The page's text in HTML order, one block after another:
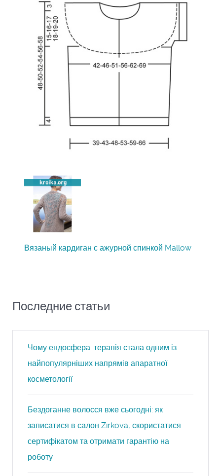
Вязаный кардиган с ажурной спинкой Mallow
Последние статьи
Чому ендосфера-терапія стала одним із
найпопулярніших напрямів апаратної
косметології
Бездоганне волосся вже сьогодні: як
записатися в салон Zirkova, скористатися
сертифікатом та отримати гарантію на
роботу